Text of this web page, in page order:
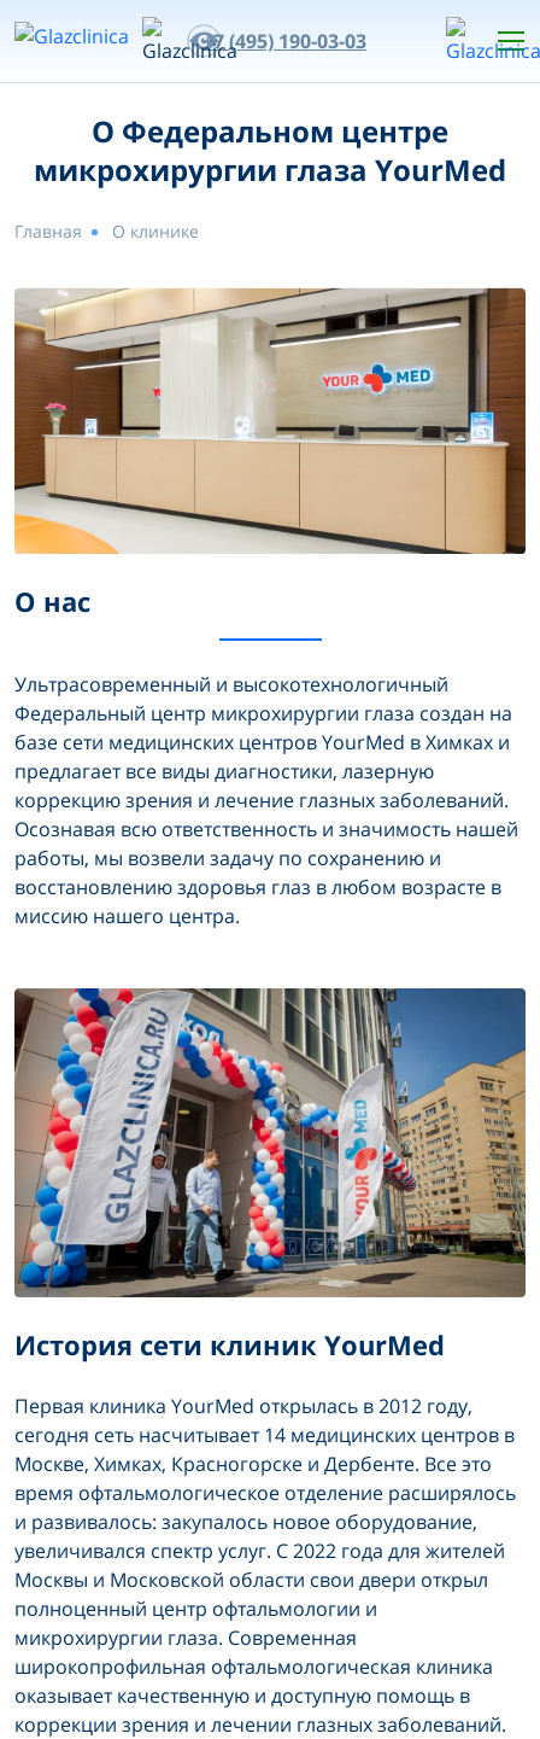
+7 (495) 190-03-03
О Федеральном центре
микрохирургии глаза YourMed
Главная О клинике
О нас
Ультрасовременный и высокотехнологичный
Федеральный центр микрохирургии глаза создан на
базе сети медицинских центров YourMed в Химках и
предлагает все виды диагностики, лазерную
коррекцию зрения и лечение глазных заболеваний.
Осознавая всю ответственность и значимость нашей
работы, мы возвели задачу по сохранению и
восстановлению здоровья глаз в любом возрасте в
миссию нашего центра.
История сети клиник YourMed
Первая клиника YourMed открылась в 2012 году,
сегодня сеть насчитывает 14 медицинских центров в
Москве, Химках, Красногорске и Дербенте. Все это
время офтальмологическое отделение расширялось
и развивалось: закупалось новое оборудование,
увеличивался спектр услуг. С 2022 года для жителей
Москвы и Московской области свои двери открыл
полноценный центр офтальмологии и
микрохирургии глаза. Современная
широкопрофильная офтальмологическая клиника
оказывает качественную и доступную помощь в
коррекции зрения и лечении глазных заболеваний.